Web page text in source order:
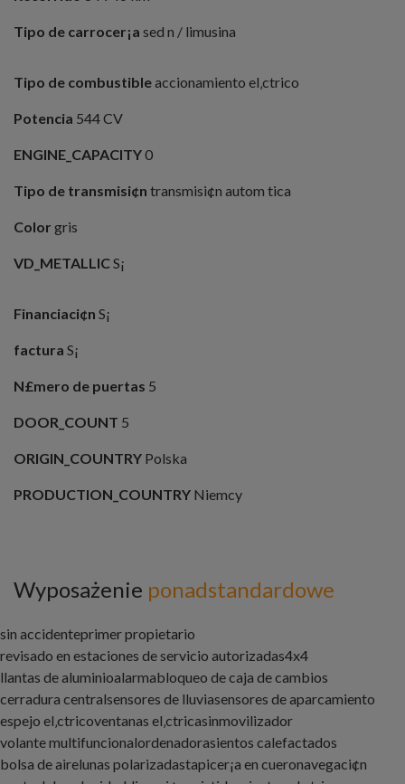
Tipo de carrocer¡a sed n / limusina
Tipo de combustibleaccionamiento el‚ctrico
Potencia 544 CV
ENGINE_CAPACITY0
Tipo de transmisi¢n transmisi¢n autom tica
Color gris
VD_METALLICS¡
Financiaci¢n S¡
factura S¡
N£mero de puertas 5
DOOR_COUNT 5
ORIGIN_COUNTRY Polska
PRODUCTION_COUNTRY Niemcy
Wyposażenie ponadstandardowe
sin accidenteprimer propietario
revisado en estaciones de servicio autorizadas4x4
llantas de aluminioalarmabloqueo de caja de cambios
cerradura centralsensores de lluviasensores de aparcamiento
espejo el‚ctricoventanas el‚ctricasinmovilizador
volante multifuncionalordenadorasientos calefactados
bolsa de airelunas polarizadastapicer¡a en cueronavegaci¢n